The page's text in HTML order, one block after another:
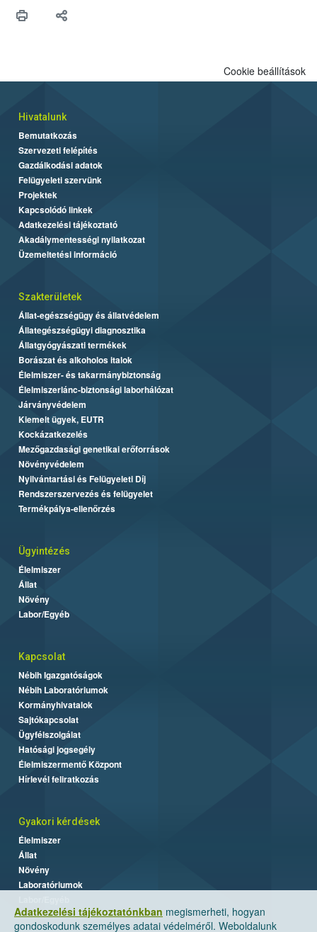
Adatkezelési tájékoztatónkban megismerheti, hogyan
gondoskodunk személyes adatai védelméről. Weboldalunk
Cookie beállítások
Hivatalunk
Bemutatkozás
Szervezeti felépítés
Gazdálkodási adatok
Felügyeleti szervünk
Projektek
Kapcsolódó linkek
Adatkezelési tájékoztató
Akadálymentességi nyilatkozat
Üzemeltetési információ
Szakterületek
Állat-egészségügy és állatvédelem
Állategészségügyi diagnosztika
Állatgyógyászati termékek
Borászat és alkoholos italok
Élelmiszer- és takarmánybiztonság
Élelmiszerlánc-biztonsági laborhálózat
Járványvédelem
Kiemelt ügyek, EUTR
Kockázatkezelés
Mezőgazdasági genetikai erőforrások
Növényvédelem
Nyilvántartási és Felügyeleti Díj
Rendszerszervezés és felügyelet
Termékpálya-ellenőrzés
Ügyintézés
Élelmiszer
Állat
Növény
Labor/Egyéb
Kapcsolat
Nébih Igazgatóságok
Nébih Laboratóriumok
Kormányhivatalok
Sajtókapcsolat
Ügyfélszolgálat
Hatósági jogsegély
Élelmiszermentő Központ
Hírlevél feliratkozás
Gyakori kérdések
Élelmiszer
Állat
Növény
Laboratóriumok